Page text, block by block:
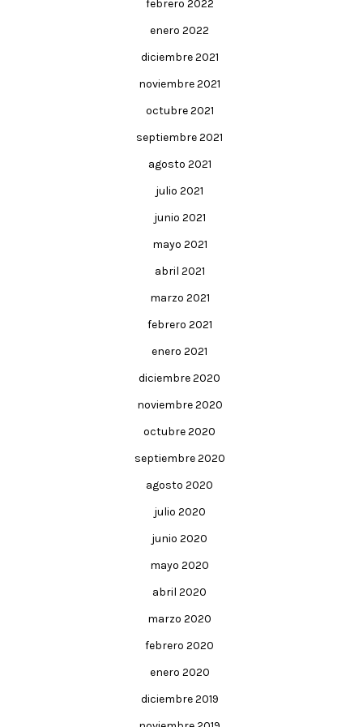
febrero 2022
enero 2022
diciembre 2021
noviembre 2021
octubre 2021
septiembre 2021
agosto 2021
julio 2021
junio 2021
mayo 2021
abril 2021
marzo 2021
febrero 2021
enero 2021
diciembre 2020
noviembre 2020
octubre 2020
septiembre 2020
agosto 2020
julio 2020
junio 2020
mayo 2020
abril 2020
marzo 2020
febrero 2020
enero 2020
diciembre 2019